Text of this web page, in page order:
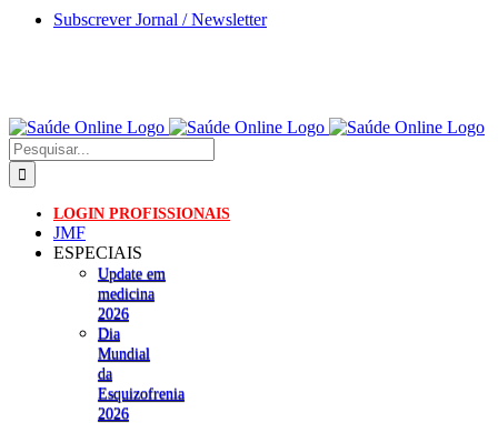
Skip
Subscrever Jornal / Newsletter
Pesquisar
LOGIN PROFISSIONAIS
JMF
ESPECIAIS
Update em
medicina
2026
Dia
Mundial
da
Esquizofrenia
2026